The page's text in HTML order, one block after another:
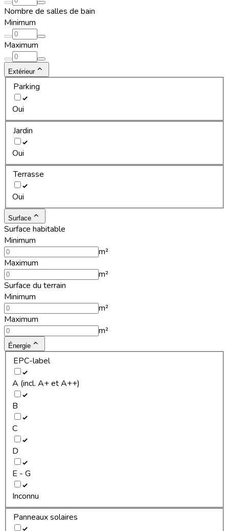
Nombre de salles de bain
Minimum
Maximum
Extérieur
Parking
Oui
Jardin
Oui
Terrasse
Oui
Surface
Surface habitable
Minimum
m²
Maximum
m²
Surface du terrain
Minimum
m²
Maximum
m²
Énergie
EPC-label
A (incl. A+ et A++)
B
C
D
E - G
Inconnu
Panneaux solaires